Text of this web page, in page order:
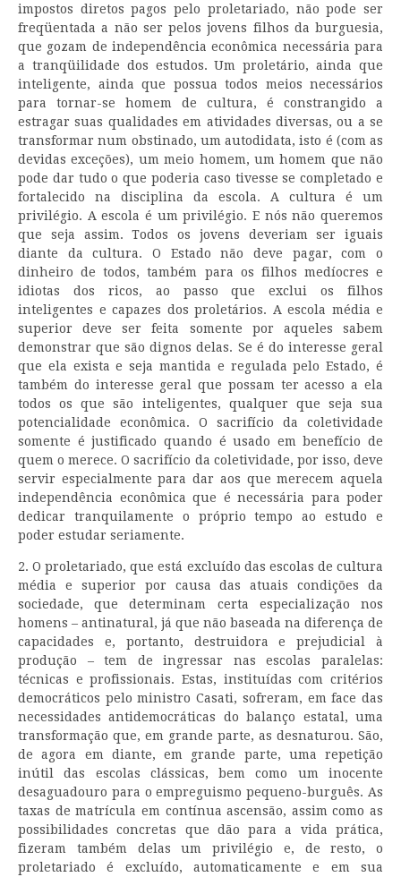
impostos diretos pagos pelo proletariado, não pode ser
freqüentada a não ser pelos jovens filhos da burguesia,
que gozam de independência econômica necessária para
a tranqüilidade dos estudos. Um proletário, ainda que
inteligente, ainda que possua todos meios necessários
para tornar-se homem de cultura, é constrangido a
estragar suas qualidades em atividades diversas, ou a se
transformar num obstinado, um autodidata, isto é (com as
devidas exceções), um meio homem, um homem que não
pode dar tudo o que poderia caso tivesse se completado e
fortalecido na disciplina da escola. A cultura é um
privilégio. A escola é um privilégio. E nós não queremos
que seja assim. Todos os jovens deveriam ser iguais
diante da cultura. O Estado não deve pagar, com o
dinheiro de todos, também para os filhos medíocres e
idiotas dos ricos, ao passo que exclui os filhos
inteligentes e capazes dos proletários. A escola média e
superior deve ser feita somente por aqueles sabem
demonstrar que são dignos delas. Se é do interesse geral
que ela exista e seja mantida e regulada pelo Estado, é
também do interesse geral que possam ter acesso a ela
todos os que são inteligentes, qualquer que seja sua
potencialidade econômica. O sacrifício da coletividade
somente é justificado quando é usado em benefício de
quem o merece. O sacrifício da coletividade, por isso, deve
servir especialmente para dar aos que merecem aquela
independência econômica que é necessária para poder
dedicar tranquilamente o próprio tempo ao estudo e
poder estudar seriamente.
2. O proletariado, que está excluído das escolas de cultura
média e superior por causa das atuais condições da
sociedade, que determinam certa especialização nos
homens – antinatural, já que não baseada na diferença de
capacidades e, portanto, destruidora e prejudicial à
produção – tem de ingressar nas escolas paralelas:
técnicas e profissionais. Estas, instituídas com critérios
democráticos pelo ministro Casati, sofreram, em face das
necessidades antidemocráticas do balanço estatal, uma
transformação que, em grande parte, as desnaturou. São,
de agora em diante, em grande parte, uma repetição
inútil das escolas clássicas, bem como um inocente
desaguadouro para o empreguismo pequeno-burguês. As
taxas de matrícula em contínua ascensão, assim como as
possibilidades concretas que dão para a vida prática,
fizeram também delas um privilégio e, de resto, o
proletariado é excluído, automaticamente e em sua